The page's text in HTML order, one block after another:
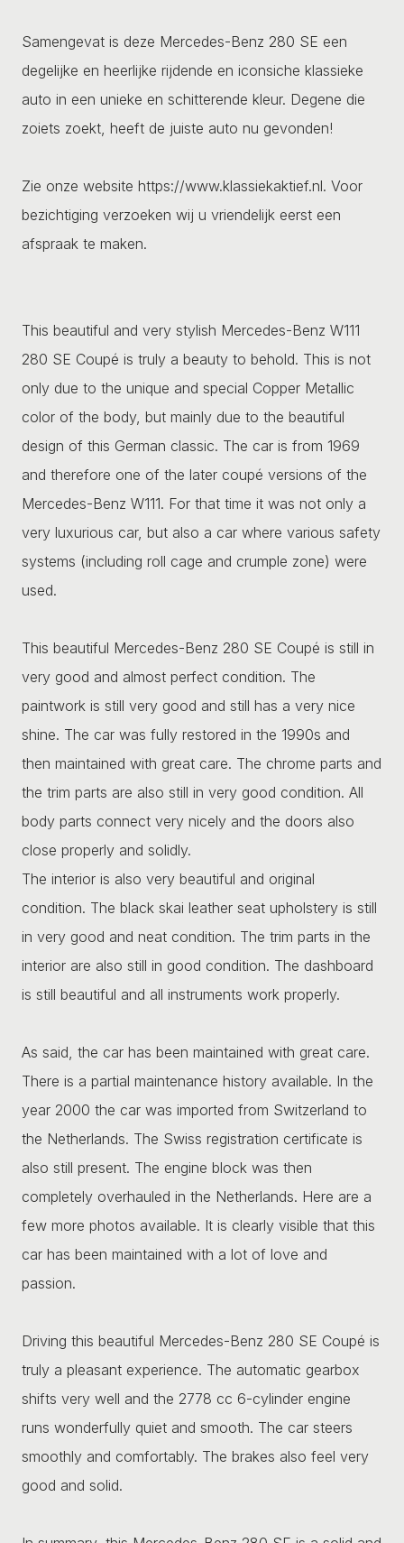
Samengevat is deze Mercedes-Benz 280 SE een
degelijke en heerlijke rijdende en iconsiche klassieke
auto in een unieke en schitterende kleur. Degene die
zoiets zoekt, heeft de juiste auto nu gevonden!
Zie onze website https://www.klassiekaktief.nl. Voor
bezichtiging verzoeken wij u vriendelijk eerst een
afspraak te maken.
This beautiful and very stylish Mercedes-Benz W111
280 SE Coupé is truly a beauty to behold. This is not
only due to the unique and special Copper Metallic
color of the body, but mainly due to the beautiful
design of this German classic. The car is from 1969
and therefore one of the later coupé versions of the
Mercedes-Benz W111. For that time it was not only a
very luxurious car, but also a car where various safety
systems (including roll cage and crumple zone) were
used.
This beautiful Mercedes-Benz 280 SE Coupé is still in
very good and almost perfect condition. The
paintwork is still very good and still has a very nice
shine. The car was fully restored in the 1990s and
then maintained with great care. The chrome parts and
the trim parts are also still in very good condition. All
body parts connect very nicely and the doors also
close properly and solidly.
The interior is also very beautiful and original
condition. The black skai leather seat upholstery is still
in very good and neat condition. The trim parts in the
interior are also still in good condition. The dashboard
is still beautiful and all instruments work properly.
As said, the car has been maintained with great care.
There is a partial maintenance history available. In the
year 2000 the car was imported from Switzerland to
the Netherlands. The Swiss registration certificate is
also still present. The engine block was then
completely overhauled in the Netherlands. Here are a
few more photos available. It is clearly visible that this
car has been maintained with a lot of love and
passion.
Driving this beautiful Mercedes-Benz 280 SE Coupé is
truly a pleasant experience. The automatic gearbox
shifts very well and the 2778 cc 6-cylinder engine
runs wonderfully quiet and smooth. The car steers
smoothly and comfortably. The brakes also feel very
good and solid.